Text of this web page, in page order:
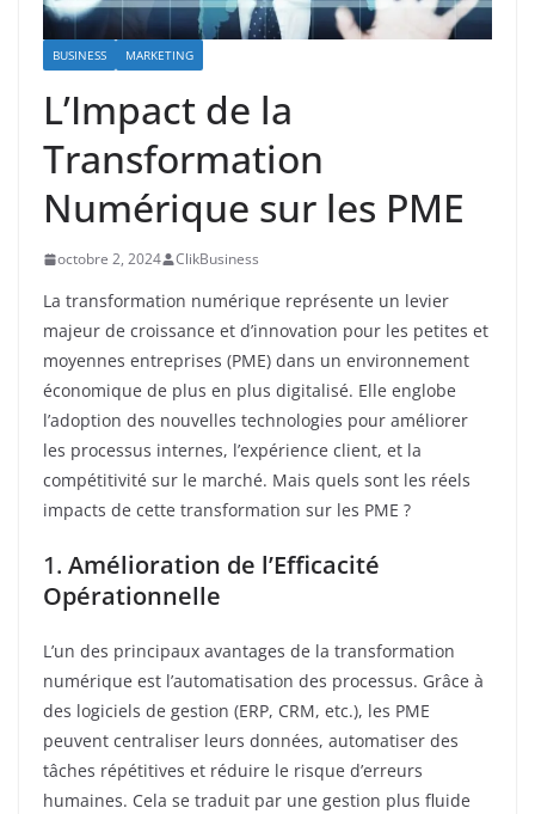
BUSINESS MARKETING
L’Impact de la
Transformation
Numérique sur les PME
octobre 2, 2024 ClikBusiness
La transformation numérique représente un levier
majeur de croissance et d’innovation pour les petites et
moyennes entreprises (PME) dans un environnement
économique de plus en plus digitalisé. Elle englobe
l’adoption des nouvelles technologies pour améliorer
les processus internes, l’expérience client, et la
compétitivité sur le marché. Mais quels sont les réels
impacts de cette transformation sur les PME ?
1. Amélioration de l’Efficacité
Opérationnelle
L’un des principaux avantages de la transformation
numérique est l’automatisation des processus. Grâce à
des logiciels de gestion (ERP, CRM, etc.), les PME
peuvent centraliser leurs données, automatiser des
tâches répétitives et réduire le risque d’erreurs
humaines. Cela se traduit par une gestion plus fluide